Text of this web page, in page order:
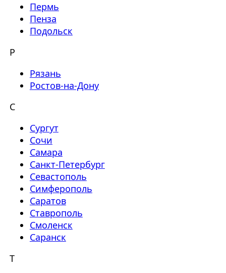
Пермь
Пенза
Подольск
Р
Рязань
Ростов-на-Дону
С
Сургут
Сочи
Самара
Санкт-Петербург
Севастополь
Симферополь
Саратов
Ставрополь
Смоленск
Саранск
Т